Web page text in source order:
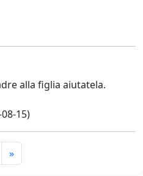
alla figlia aiutatela.
15)
»